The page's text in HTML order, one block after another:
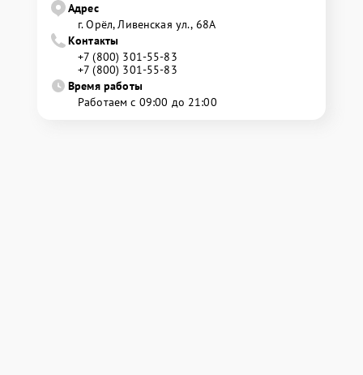
Адрес
г. Орёл, Ливенская ул., 68А
Контакты
+7 (800) 301-55-83
+7 (800) 301-55-83
Время работы
Работаем с 09:00 до 21:00